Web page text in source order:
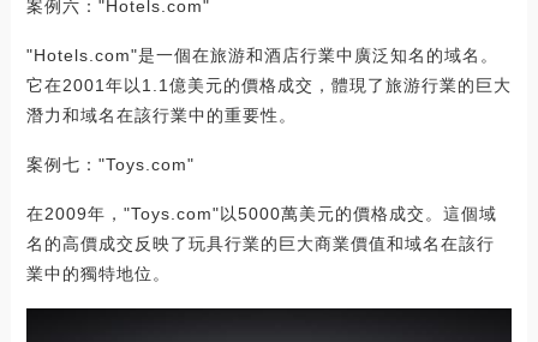
案例六："Hotels.com"
"Hotels.com"是一個在旅游和酒店行業中廣泛知名的域名。
它在2001年以1.1億美元的價格成交，體現了旅游行業的巨大
潛力和域名在該行業中的重要性。
案例七："Toys.com"
在2009年，"Toys.com"以5000萬美元的價格成交。這個域
名的高價成交反映了玩具行業的巨大商業價值和域名在該行
業中的獨特地位。